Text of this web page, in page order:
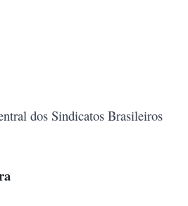
dos Sindicatos Brasileiros